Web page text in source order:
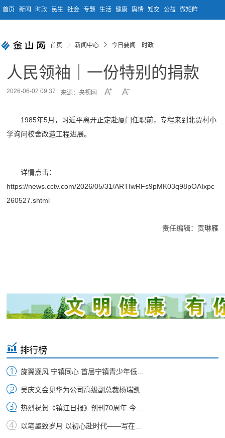
首页 新闻 时政 民生 社会 专题 生活 健康 舆情 知交 公益 微矩阵
首页 新闻中心 今日要闻 时政
人民领袖｜一份特别的捐款
2026-06-02 09:37 来源：央视网
1985年5月，习近平离开正定赴厦门任职前，专程来到北贾村小
学询问校舍改造工程进展。
详情点击：
https://news.cctv.com/2026/05/31/ARTIwRFs9pMK03q98pOAIxpc
260527.shtml
责任编辑：贡琳雁
排行榜
旋翼逐风 宁镇同心 首届宁镇青少年低...
吴庆文会见华为公司高级副总裁杨瑞凯
热烈祝贺《镇江日报》创刊70周年 今...
以笔墨致岁月 以初心赴时代——写在...